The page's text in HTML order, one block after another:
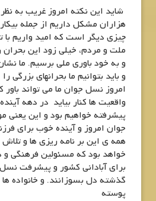
شاید این نکته امروز غریب به
هزاران مشکل داریم از جمله
چیزی دیگر است که امید واریم با
ملت و مردم، خیلی زود این
و به خود باوری ملی برسیم. ما
و باید بتوانیم ما بحرانهای بزرگی
امروز نسل جوان ما می تواند باور
واقعیت ها کنار بیاید در دهه
پیشرفته خواهیم بود و این یعنی
جوان امروز و آینده خوب برای
همه ی این بر نامه ریزی ها و تلاش
خواهد بود که مسئولین فرهنگی و
برای آبادانی کشور و پیشرفت
گذشته دل بسوزانند. و خانواده
پوسته